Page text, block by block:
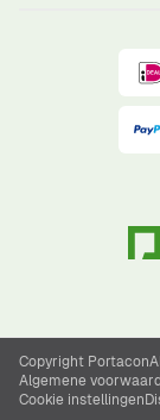
Copyright Portacon
Algemene
Cookie instellingen